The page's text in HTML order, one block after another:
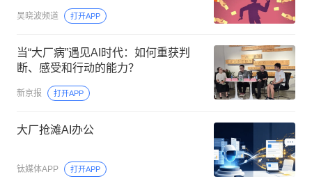
吴晓波频道 打开APP
当“大厂病”遇见AI时代：如何重获判
断、感受和行动的能力？
新京报 打开APP
大厂抢滩AI办公
钛媒体APP 打开APP